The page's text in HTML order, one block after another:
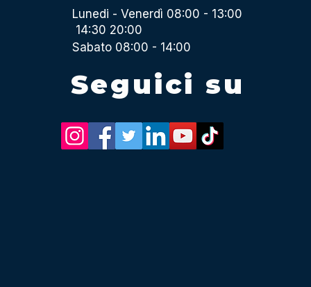
Lunedi - Venerdì 08:00 - 13:00
14:30 20:00
Sabato 08:00 - 14:00
Seguici su